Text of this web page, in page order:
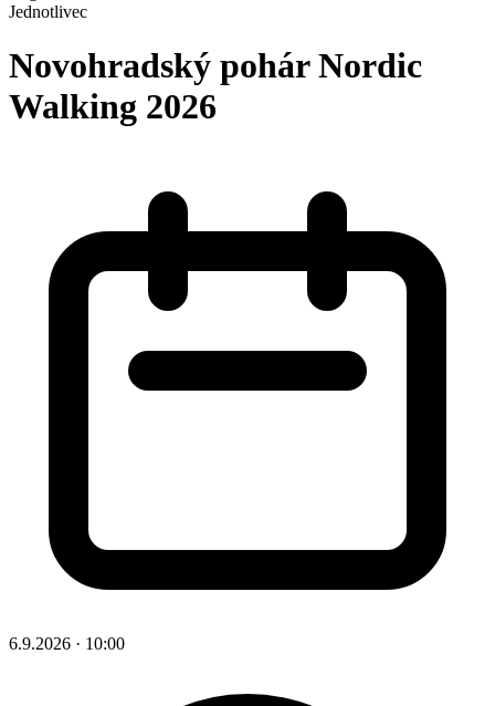
Jednotlivec
Novohradský pohár Nordic
Walking 2026
6.9.2026 · 10:00